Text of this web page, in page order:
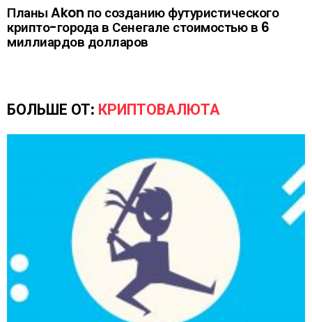
Планы Akon по созданию футуристического
крипто-города в Сенегале стоимостью в 6
миллиардов долларов
БОЛЬШЕ ОТ: КРИПТОВАЛЮТА